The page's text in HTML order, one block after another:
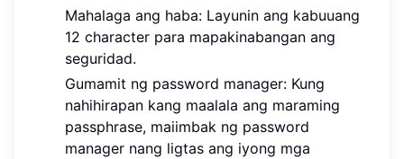
Mahalaga ang haba: Layunin ang kabuuang
12 character para mapakinabangan ang
seguridad.
Gumamit ng password manager: Kung
nahihirapan kang maalala ang maraming
passphrase, maiimbak ng password
manager nang ligtas ang iyong mga